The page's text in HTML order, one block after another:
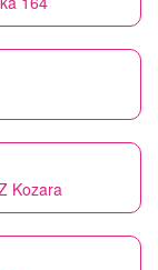
Kozara